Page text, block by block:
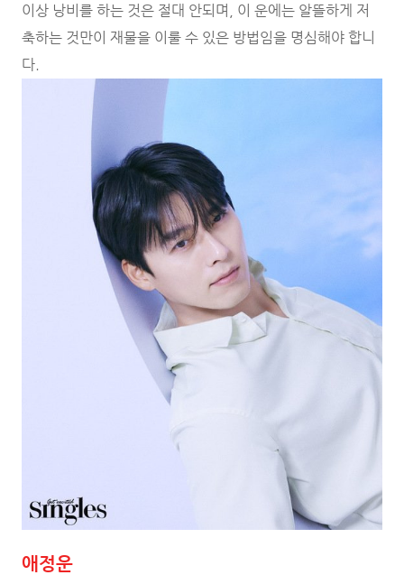
이상 낭비를 하는 것은 절대 안되며, 이 운에는 알뜰하게 저
축하는 것만이 재물을 이룰 수 있은 방법임을 명심해야 합니
다.
애정운